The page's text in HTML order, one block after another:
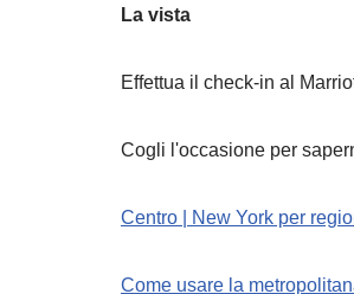
La vista
Effettua il check-in al
Cogli l'occasione per
Centro | New York per
Come usare la